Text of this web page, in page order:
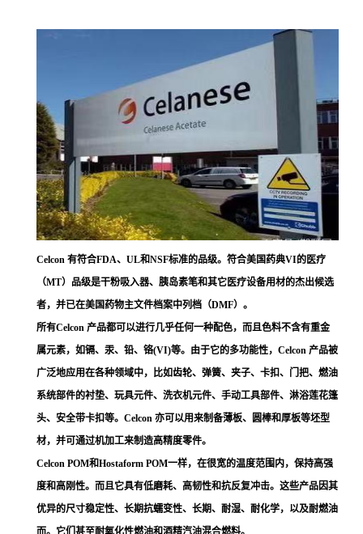
Celcon 有符合FDA、UL和NSF标准的品级。符合美国药典VI的医疗
（MT）品级是干粉吸入器、胰岛素笔和其它医疗设备用材的杰出候选
者，并已在美国药物主文件档案中列档（DMF）。
所有Celcon 产品都可以进行几乎任何一种配色，而且色料不含有重金
属元素，如镉、汞、铅、铬(VI)等。由于它的多功能性，Celcon 产品被
广泛地应用在各种领域中，比如齿轮、弹簧、夹子、卡扣、门把、燃油
系统部件的衬垫、玩具元件、洗衣机元件、手动工具部件、淋浴莲花篷
头、安全带卡扣等。Celcon 亦可以用来制备薄板、圆棒和厚板等坯型
材，并可通过机加工来制造高精度零件。
Celcon POM和Hostaform POM一样，在很宽的温度范围内，保持高强
度和高刚性。而且它具有低磨耗、高韧性和抗反复冲击。这些产品因其
优异的尺寸稳定性、长期抗蠕变性、长期、耐湿、耐化学，以及耐燃油